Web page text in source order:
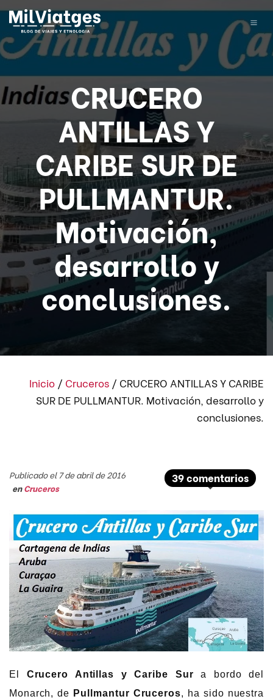
CRUCERO
ANTILLAS Y
CARIBE SUR DE
PULLMANTUR.
Motivación,
desarrollo y
conclusiones.
Inicio / Cruceros / CRUCERO ANTILLAS Y CARIBE
SUR DE PULLMANTUR. Motivación, desarrollo y
conclusiones.
39 comentarios
Publicado el 7 de abril de 2016
enCruceros
El Crucero Antillas y Caribe Sur a bordo del
Monarch, de Pullmantur Cruceros, ha sido nuestra